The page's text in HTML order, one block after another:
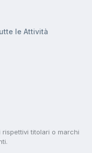
le Attività
titolari o marchi